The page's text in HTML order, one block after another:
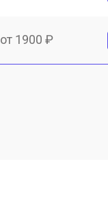
от 1900 ₽